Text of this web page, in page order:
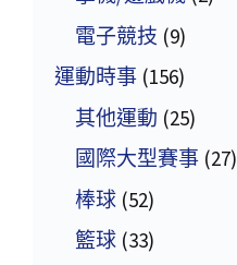
電子競技 (9)
運動時事 (156)
其他運動 (25)
國際大型賽事 (27)
棒球 (52)
籃球 (33)